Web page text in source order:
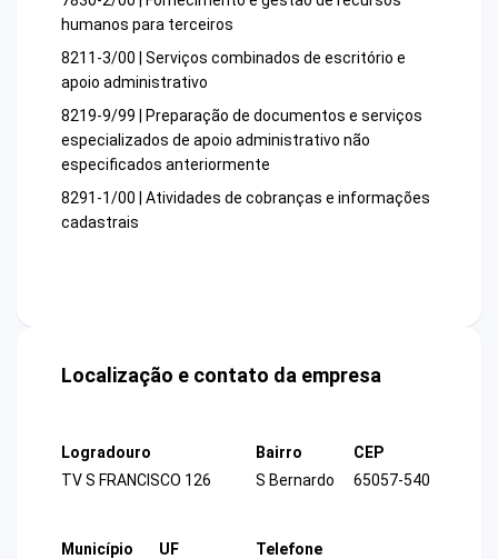
humanos para terceiros
8211-3/00 | Serviços combinados de escritório e
apoio administrativo
8219-9/99 | Preparação de documentos e serviços
especializados de apoio administrativo não
especificados anteriormente
8291-1/00 | Atividades de cobranças e informações
cadastrais
Localização e contato da empresa
Logradouro
TV S FRANCISCO 126
Bairro
S Bernardo
CEP
65057-540
Município
UF
Telefone